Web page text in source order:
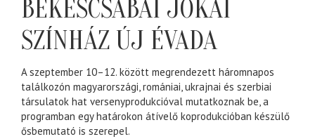
BÉKÉSCSABAI JÓKAI
SZÍNHÁZ ÚJ ÉVADA
A szeptember 10–12. között megrendezett háromnapos
találkozón magyarországi, romániai, ukrajnai és szerbiai
társulatok hat versenyprodukcióval mutatkoznak be, a
programban egy határokon átívelő koprodukcióban készülő
ősbemutató is szerepel.